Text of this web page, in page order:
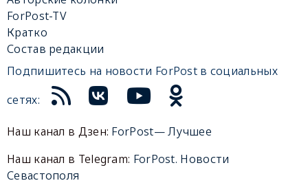
ForPost-TV
Кратко
Состав редакции
Подпишитесь на новости ForPost в социальных
сетях:
Наш канал в Дзен: ForPost— Лучшее
Наш канал в Telegram: ForPost. Новости
Севастополя